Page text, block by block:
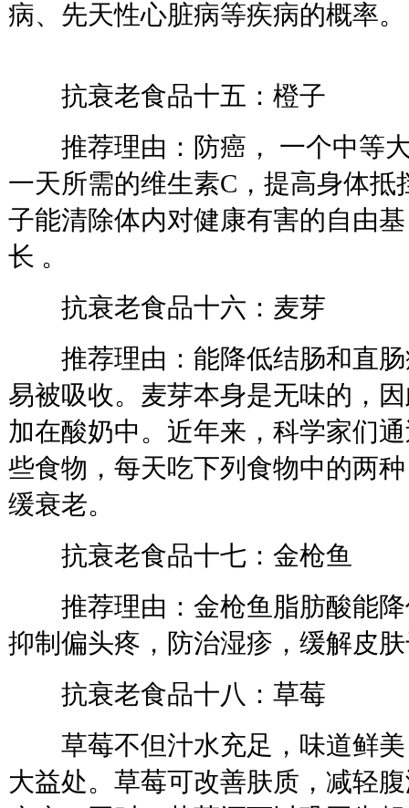
病、先天性心脏病等疾病的概率。
抗衰老食品十五：橙子
推荐理由：防癌， 一个中等大
一天所需的维生素C，提高身体抵
子能清除体内对健康有害的自由
长 。
抗衰老食品十六：麦芽
推荐理由：能降低结肠和直肠
易被吸收。麦芽本身是无味的，
加在酸奶中。近年来，科学家们
些食物，每天吃下列食物中的两
缓衰老。
抗衰老食品十七：金枪鱼
推荐理由：金枪鱼脂肪酸能降
抑制偏头疼，防治湿疹，缓解皮
抗衰老食品十八：草莓
草莓不但汁水充足，味道鲜美
大益处。草莓可改善肤质，减轻